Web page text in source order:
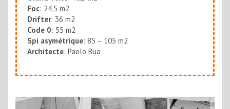
Foc: 24,5 m2
Drifter: 36 m2
Code 0: 55 m2
Spi asymétrique: 85 – 105 m2
Architecte: Paolo Bua